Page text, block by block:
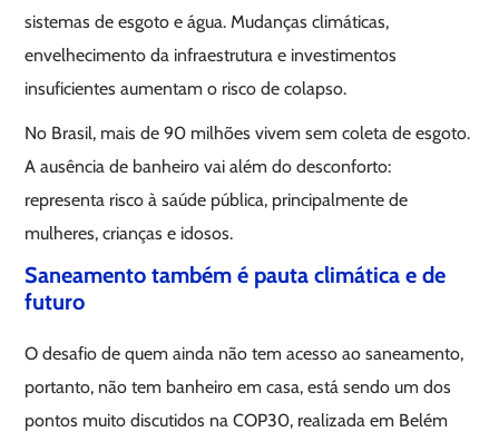
sistemas de esgoto e água. Mudanças climáticas,
envelhecimento da infraestrutura e investimentos
insuficientes aumentam o risco de colapso.
No Brasil, mais de 90 milhões vivem sem coleta de esgoto.
A ausência de banheiro vai além do desconforto:
representa risco à saúde pública, principalmente de
mulheres, crianças e idosos.
Saneamento também é pauta climática e de
futuro
O desafio de quem ainda não tem acesso ao saneamento,
portanto, não tem banheiro em casa, está sendo um dos
pontos muito discutidos na COP30, realizada em Belém